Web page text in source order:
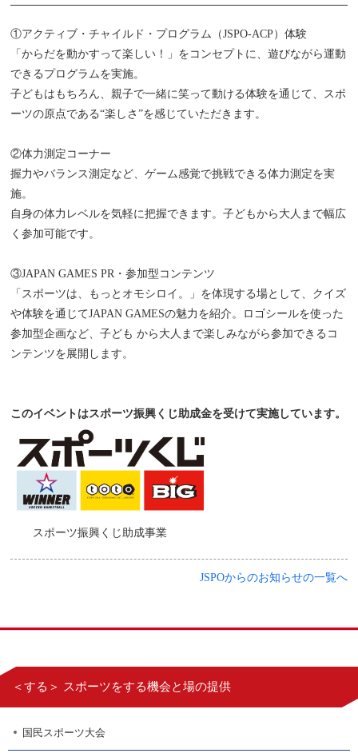
①アクティブ・チャイルド・プログラム（JSPO-ACP）体験
「からだを動かすって楽しい！」をコンセプトに、遊びながら運動
できるプログラムを実施。
子どもはもちろん、親子で一緒に笑って動ける体験を通じて、スポ
ーツの原点である“楽しさ”を感じていただきます。
②体力測定コーナー
握力やバランス測定など、ゲーム感覚で挑戦できる体力測定を実
施。
自身の体力レベルを気軽に把握できます。子どもから大人まで幅広
く参加可能です。
③JAPAN GAMES PR・参加型コンテンツ
「スポーツは、もっとオモシロイ。」を体現する場として、クイズ
や体験を通じてJAPAN GAMESの魅力を紹介。ロゴシールを使った
参加型企画など、子ども から大人まで楽しみながら参加できるコ
ンテンツを展開します。
このイベントはスポーツ振興くじ助成金を受けて実施しています。
スポーツ振興くじ助成事業
JSPOからのお知らせの一覧へ
＜する＞ スポーツをする機会と場の提供
国民スポーツ大会